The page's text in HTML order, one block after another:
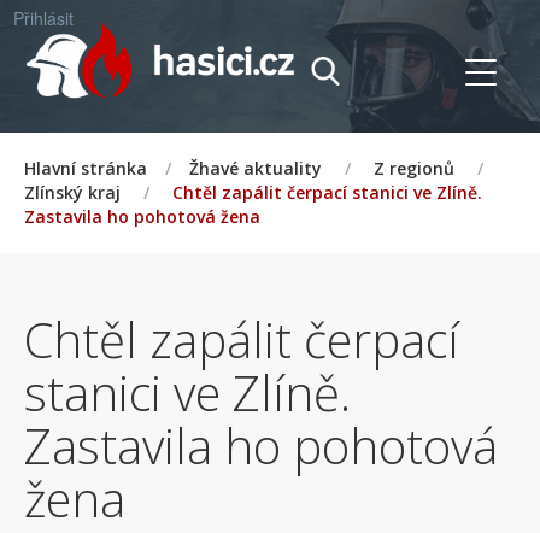
Přihlásit
Hlavní stránka / Žhavé aktuality / Z regionů
/
Zlínský kraj
/
Chtěl zapálit čerpací stanici ve Zlíně.
Zastavila ho pohotová žena
Chtěl zapálit čerpací
stanici ve Zlíně.
Zastavila ho pohotová
žena